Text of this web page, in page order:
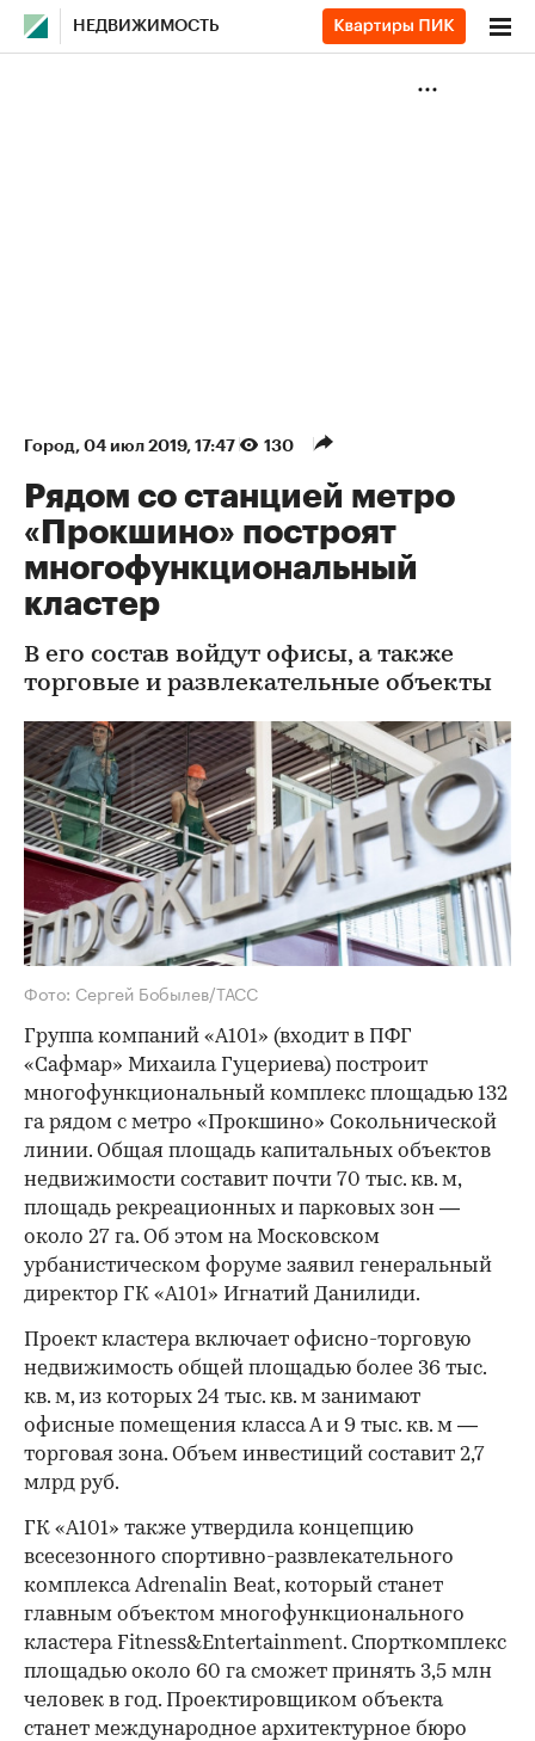
НЕДВИЖИМОСТЬ
Город⁠, 04 июл 2019, 17:47 130
Рядом со станцией метро
«Прокшино» построят
многофункциональный
кластер
В его состав войдут офисы, а также
торговые и развлекательные объекты
Фото: Сергей Бобылев/ТАСС
Группа компаний «А101» (входит в ПФГ
«Сафмар» Михаила Гуцериева) построит
многофункциональный комплекс площадью 132
га рядом с метро «Прокшино» Сокольнической
линии. Общая площадь капитальных объектов
недвижимости составит почти 70 тыс. кв. м,
площадь рекреационных и парковых зон —
около 27 га. Об этом на Московском
урбанистическом форуме заявил генеральный
директор ГК «А101» Игнатий Данилиди.
Проект кластера включает офисно-торговую
недвижимость общей площадью более 36 тыс.
кв. м, из которых 24 тыс. кв. м занимают
офисные помещения класса А и 9 тыс. кв. м —
торговая зона. Объем инвестиций составит 2,7
млрд руб.
ГК «А101» также утвердила концепцию
всесезонного спортивно-развлекательного
комплекса Adrenalin Beat, который станет
главным объектом многофункционального
кластера Fitness&Entertainment. Спорткомплекс
площадью около 60 га сможет принять 3,5 млн
человек в год. Проектировщиком объекта
станет международное архитектурное бюро